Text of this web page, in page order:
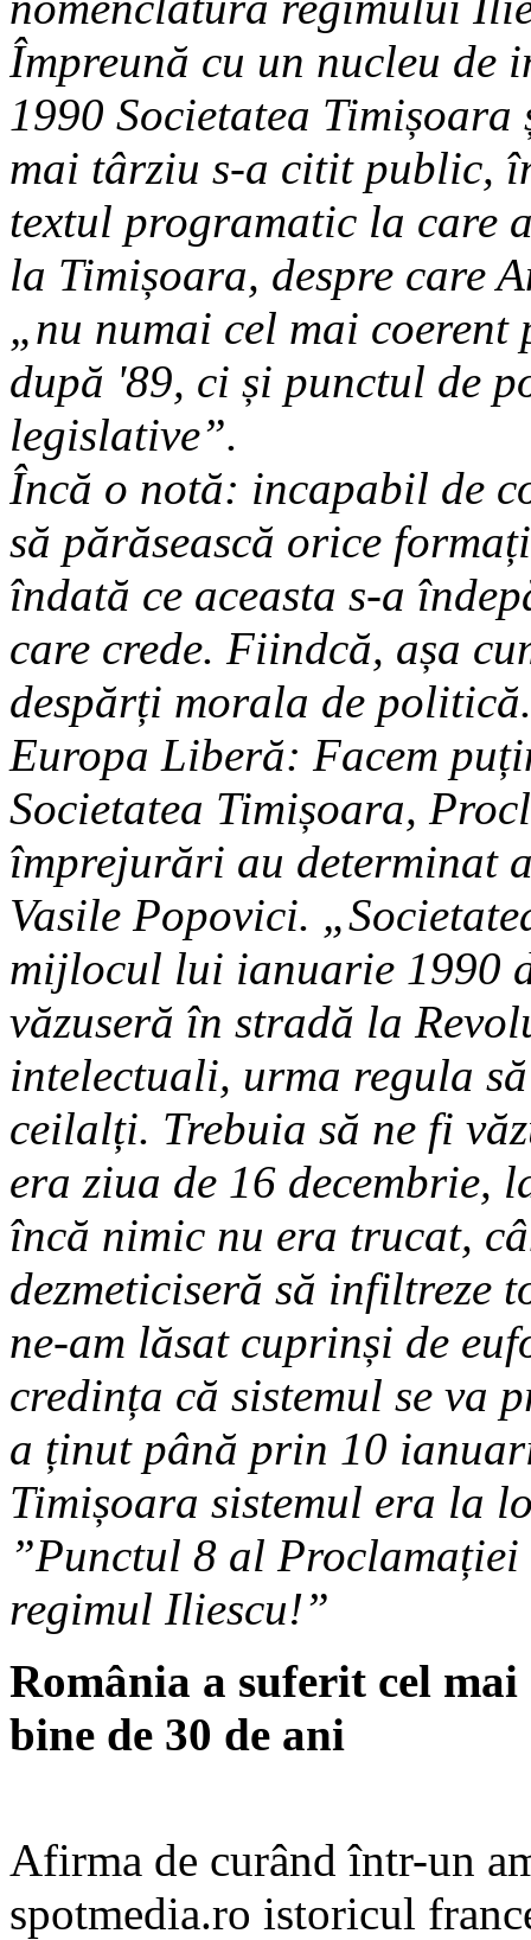
Împreună cu un nucleu
1990 Societatea
mai târziu s-a citit public,
textul programatic la care
la Timișoara, despre care
„nu numai cel mai
după '89, ci și punctul de
legislative”.
Încă o notă: incapabil de
să părăsească orice
îndată ce aceasta s-a
care crede. Fiindcă, așa
despărți morala de politică.
Europa Liberă: Facem
Societatea Timișoara,
împrejurări au determinat
Vasile Popovici.
mijlocul lui ianuarie 1990
văzuseră în stradă la
intelectuali, urma regula
ceilalți. Trebuia să ne fi
era ziua de 16 decembrie,
încă nimic nu era trucat,
dezmeticiseră să infiltreze
ne-am lăsat cuprinși de
credința că sistemul se va
a ținut până prin 10
Timișoara sistemul era la
”Punctul 8 al Proclamației
regimul Iliescu!”
România a suferit cel
bine de 30 de ani
Afirma de curând într-un
spotmedia.ro istoricul